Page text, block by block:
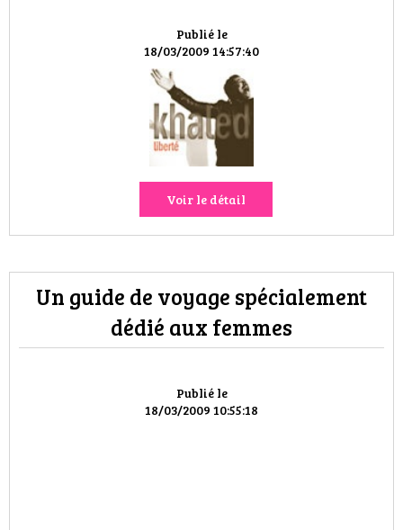
Publié le
18/03/2009 14:57:40
Voir le détail
Publié le
18/03/2009 10:55:18
Un guide de voyage spécialement
dédié aux femmes